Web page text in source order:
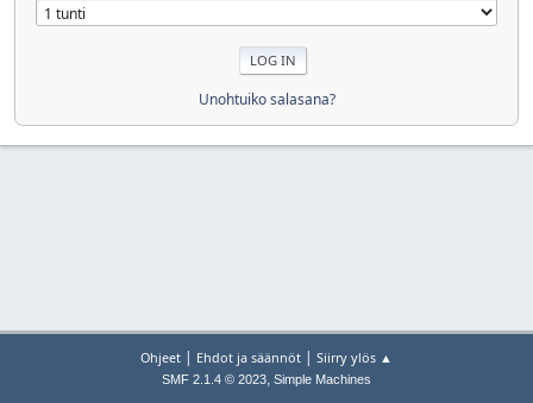
Unohtuiko salasana?
Ohjeet | Ehdot ja säännöt | Siirry ylös ▲
SMF 2.1.4 © 2023, Simple Machines